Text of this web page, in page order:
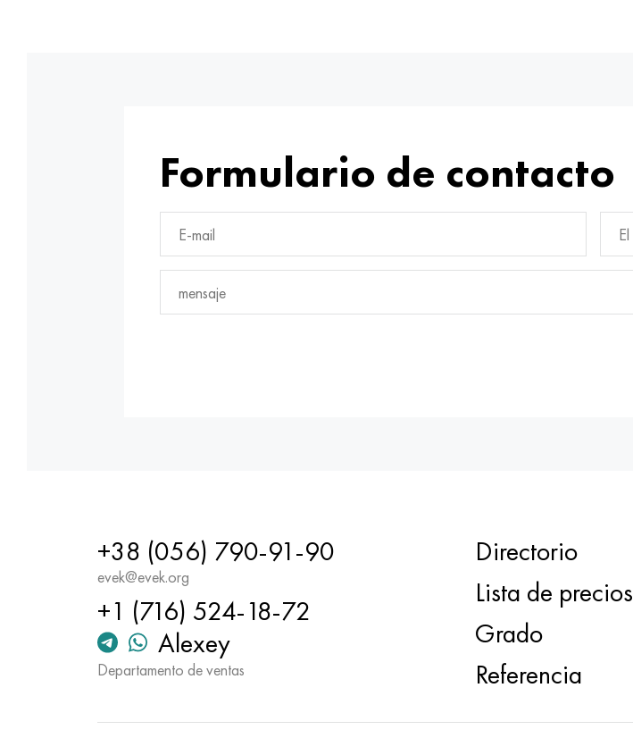
Formulario de contacto
+38 (056) 790-91-90
evek@evek.org
+1 (716) 524-18-72
Alexey
Departamento de ventas
Directorio
Lista de precios
Grado
Referencia